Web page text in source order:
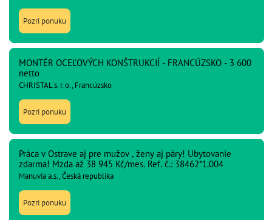
Pozri ponuku
MONTÉR OCEĽOVÝCH KONŠTRUKCIÍ - FRANCÚZSKO - 3 600
netto
CHRISTAL s. r. o., Francúzsko
Pozri ponuku
Práca v Ostrave aj pre mužov , ženy aj páry! Ubytovanie
zdarma! Mzda až 38 945 Kč/mes. Ref. č.: 38462*1.004
Manuvia a.s., Česká republika
Pozri ponuku